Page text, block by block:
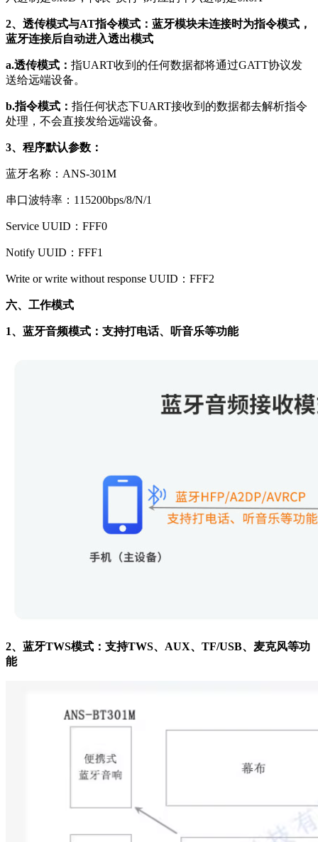
2、透传模式与AT指令模式：蓝牙模块未连接时为指令模式，
蓝牙连接后自动进入透出模式
a.透传模式： 指UART收到的任何数据都将通过GATT协议发
送给远端设备。
b.指令模式： 指任何状态下UART接收到的数据都去解析指令
处理，不会直接发给远端设备。
3、程序默认参数：
蓝牙名称：ANS-301M
串口波特率：115200bps/8/N/1
Service UUID：FFF0
Notify UUID：FFF1
Write or write without response UUID：FFF2
六、工作模式
1、蓝牙音频模式：支持打电话、听音乐等功能
2、蓝牙TWS模式：支持TWS、AUX、TF/USB、麦克风等功
能